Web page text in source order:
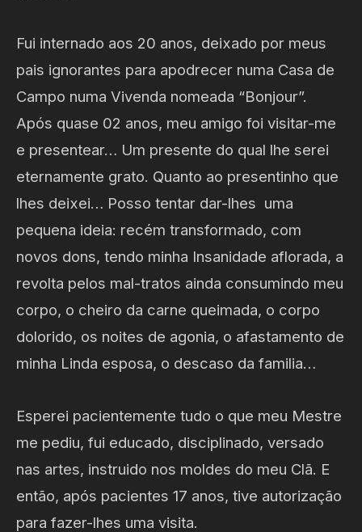
Fui internado aos 20 anos, deixado por meus
pais ignorantes para apodrecer numa Casa de
Campo numa Vivenda nomeada “Bonjour”.
Após quase 02 anos, meu amigo foi visitar-me
e presentear… Um presente do qual lhe serei
eternamente grato. Quanto ao presentinho que
lhes deixei… Posso tentar dar-lhes uma
pequena ideia: recém transformado, com
novos dons, tendo minha Insanidade aflorada, a
revolta pelos mal-tratos ainda consumindo meu
corpo, o cheiro da carne queimada, o corpo
dolorido, os noites de agonia, o afastamento de
minha Linda esposa, o descaso da familia…
Esperei pacientemente tudo o que meu Mestre
me pediu, fui educado, disciplinado, versado
nas artes, instruido nos moldes do meu Clã. E
então, após pacientes 17 anos, tive autorização
para fazer-lhes uma visita.